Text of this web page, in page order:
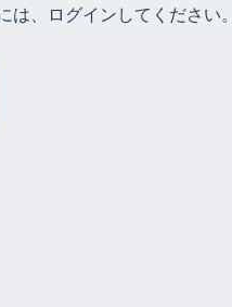
は、ログインしてください